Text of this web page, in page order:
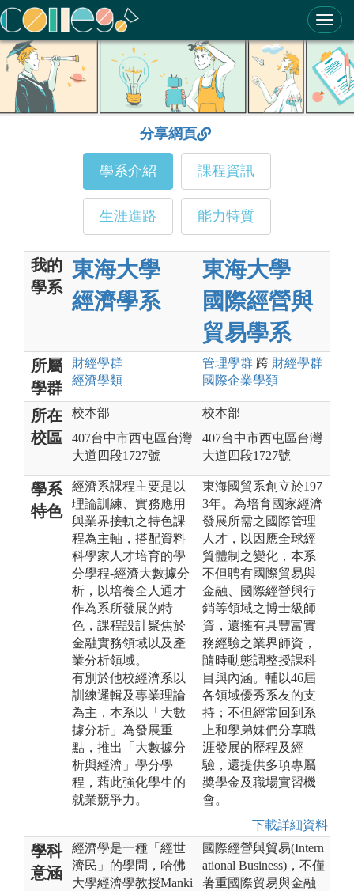
ColleGo! 大學選才與高中育才輔助系統
分享網頁
學系介紹 課程資訊
生涯進路 能力特質
我的
學系
東海大學
經濟學系
東海大學
國際經營與
貿易學系
所屬
學群
財經學群
經濟學類
管理學群 跨 財經學群
國際企業學類
所在
校區
校本部
407台中市西屯區台灣
大道四段1727號
校本部
407台中市西屯區台灣
大道四段1727號
學系
特色
經濟系課程主要是以
理論訓練、實務應用
與業界接軌之特色課
程為主軸，搭配資料
科學家人才培育的學
分學程-經濟大數據分
析，以培養全人通才
作為系所發展的特
色，課程設計聚焦於
金融實務領域以及產
業分析領域。
有別於他校經濟系以
訓練邏輯及專業理論
為主，本系以「大數
據分析」為發展重
點，推出「大數據分
析與經濟」學分學
程，藉此強化學生的
就業競爭力。
東海國貿系創立於197
3年。為培育國家經濟
發展所需之國際管理
人才，以因應全球經
貿體制之變化，本系
不但聘有國際貿易與
金融、國際經營與行
銷等領域之博士級師
資，還擁有具豐富實
務經驗之業界師資，
隨時動態調整授課科
目與內涵。輔以46屆
各領域優秀系友的支
持；不但經常回到系
上和學弟妹們分享職
涯發展的歷程及經
驗，還提供多項專屬
奬學金及職場實習機
會。
下載詳細資料
學科
意涵
經濟學是一種「經世
濟民」的學問，哈佛
大學經濟學教授Manki
國際經營與貿易(Intern
ational Business)，不僅
著重國際貿易與金融